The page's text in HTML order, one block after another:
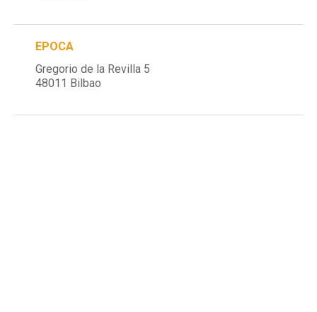
EPOCA
Gregorio de la Revilla 5
48011 Bilbao